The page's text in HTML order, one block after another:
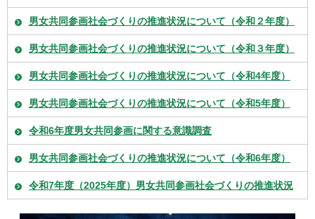
男女共同参画社会づくりの推進状況について（令和２年度）
男女共同参画社会づくりの推進状況について（令和３年度）
男女共同参画社会づくりの推進状況について（令和4年度）
男女共同参画社会づくりの推進状況について（令和5年度）
令和6年度男女共同参画に関する意識調査
男女共同参画社会づくりの推進状況について（令和6年度）
令和7年度（2025年度）男女共同参画社会づくりの推進状況